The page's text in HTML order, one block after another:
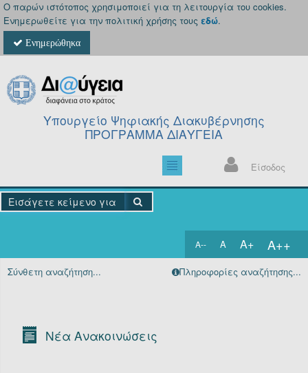
Ο παρών ιστότοπος χρησιμοποιεί για τη λειτουργία του cookies.
Ενημερωθείτε για την πολιτική χρήσης τους εδώ.
Ενημερώθηκα
Υπουργείο Ψηφιακής Διακυβέρνησης
ΠΡΟΓΡΑΜΜΑ ΔΙΑΥΓΕΙΑ
Είσοδος
A-- A A+ A++
Αρχική
Σύνθετη αναζήτηση... Πληροφορίες αναζήτησης...
Νέα Ανακοινώσεις